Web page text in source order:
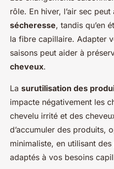
rôle. En hiver, l’air sec peut
sécheresse, tandis qu’en
la fibre capillaire. Adapter
saisons peut aider à
cheveux.
La surutilisation des
impacte négativement les
chevelu irrité et des
d’accumuler des produits,
minimaliste, en utilisant
adaptés à vos besoins